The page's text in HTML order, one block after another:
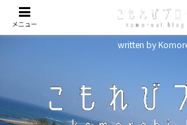
written by
メニュー